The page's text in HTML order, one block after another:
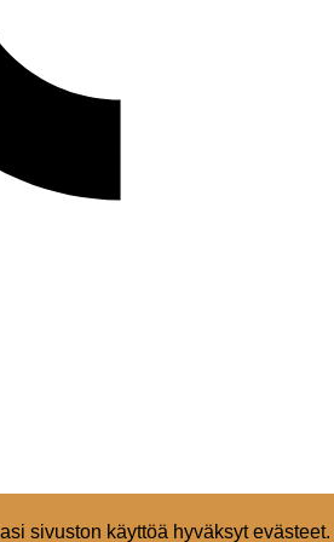
sivuston käyttöä hyväksyt evästeet.